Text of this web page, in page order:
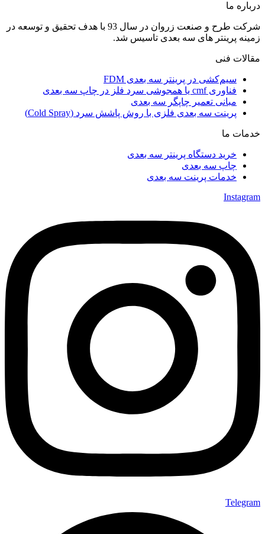
درباره ما
شرکت طرح و صنعت زروان در سال 93 با هدف تحقیق و توسعه در
زمینه پرینتر های سه بعدی تاسیس شد.
مقالات فنی
سیم‌کشی در پرینتر سه بعدی FDM
فناوری cmf یا همجوشی سرد فلز در چاپ سه بعدی
مبانی تعمیر چاپگر سه بعدی
پرینت سه بعدی فلزی با روش پاشش سرد (Cold Spray)
خدمات ما
خرید دستگاه پرینتر سه بعدی
چاپ سه بعدی
خدمات پرینت سه بعدی
Instagram
Telegram